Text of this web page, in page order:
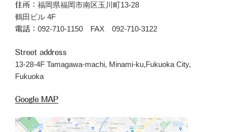
住所： 福岡県福岡市南区玉川町13-28
鶴田ビル 4F
電話： 092-710-1150 FAX 092-710-3122
Street address
13-28-4F Tamagawa-machi, Minami-ku,Fukuoka City,
Fukuoka
Google MAP